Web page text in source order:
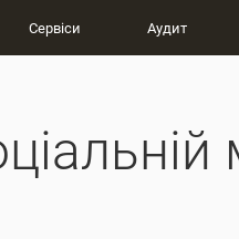
Сервіси Аудит